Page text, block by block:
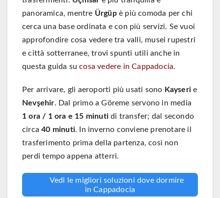
panoramica, mentre Ürgüpè più comoda per chi
cerca una base ordinata e con più servizi. Se vuoi
approfondire cosa vedere tra valli, musei rupestri
e città sotterranee, trovi spunti utili anche in
questa guida sucosa vedere in Cappadocia.
Per arrivare, gli aeroporti più usati sono Kayseri e
Nevşehir. Dal primo a Göreme servono in media
1 ora / 1 ora e 15 minuti di transfer; dal secondo
circa40 minuti. In inverno conviene prenotare il
trasferimento prima della partenza, così non
perdi tempo appena atterri.
Vedi le migliori soluzioni dove dormire
in Cappadocia